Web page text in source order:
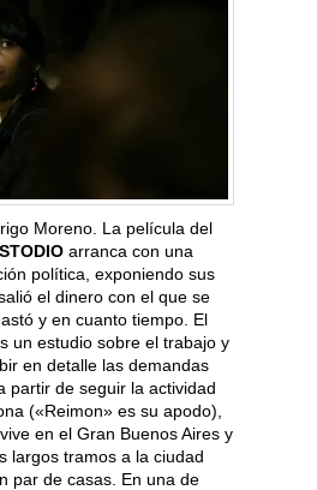
Moreno. La película del
arranca con una
política, exponiendo sus
el dinero con el que se
y en cuanto tiempo. El
un estudio sobre el trabajo y
en detalle las demandas
partir de seguir la actividad
(«Reimon» es su apodo),
en el Gran Buenos Aires y
largos tramos a la ciudad
par de casas. En una de